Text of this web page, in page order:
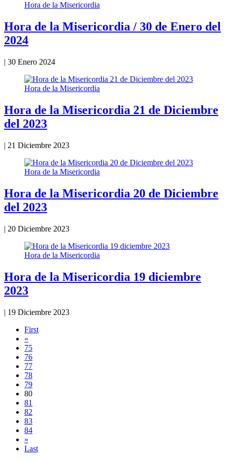
Hora de la Misericordia
Hora de la Misericordia / 30 de Enero del
2024
| 30 Enero 2024
Hora de la Misericordia
Hora de la Misericordia 21 de Diciembre
del 2023
| 21 Diciembre 2023
Hora de la Misericordia
Hora de la Misericordia 20 de Diciembre
del 2023
| 20 Diciembre 2023
Hora de la Misericordia
Hora de la Misericordia 19 diciembre
2023
| 19 Diciembre 2023
First
«
75
76
77
78
79
80
81
82
83
84
»
Last